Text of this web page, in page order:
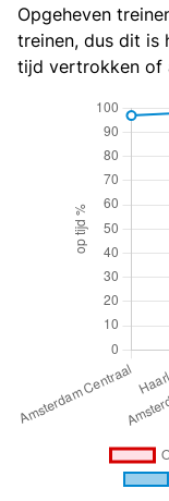
Opgeheven
treinen, dus dit is
tijd vertrokken of